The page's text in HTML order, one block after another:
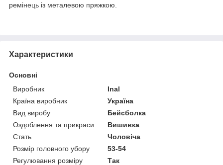
ремінець із металевою пряжкою.
Характеристики
Основні
Виробник
Inal
Країна виробник
Україна
Вид виробу
Бейсболка
Оздоблення та прикраси
Вишивка
Стать
Чоловіча
Розмір головного убору
53-54
Регулювання розміру
Так